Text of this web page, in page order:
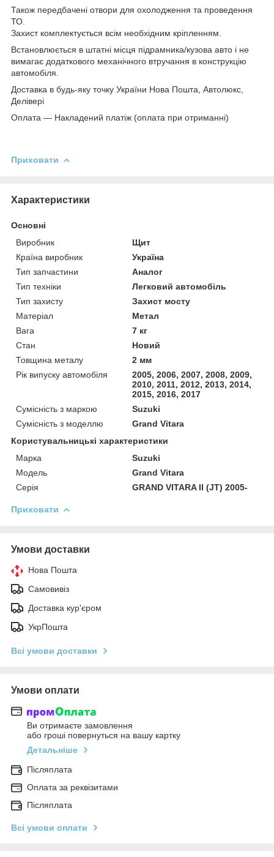
Також передбачені отвори для охолодження та проведення
ТО.
Захист комплектується всім необхідним кріпленням.
Встановлюється в штатні місця підрамника/кузова авто і не
вимагає додаткового механічного втручання в конструкцію
автомобіля.
Доставка в будь-яку точку України Нова Пошта, Автолюкс,
Делівері
Оплата ― Накладений платіж (оплата при отриманні)
Приховати
Характеристики
Основні
Виробник
Щит
Країна виробник
Україна
Тип запчастини
Аналог
Тип техніки
Легковий автомобіль
Тип захисту
Захист мосту
Матеріал
Метал
Вага
7 кг
Стан
Новий
Товщина металу
2 мм
Рік випуску автомобіля
2005, 2006, 2007, 2008, 2009,
2010, 2011, 2012, 2013, 2014,
2015, 2016, 2017
Сумісність з маркою
Suzuki
Сумісність з моделлю
Grand Vitara
Користувальницькі характеристики
Марка
Suzuki
Модель
Grand Vitara
Серія
GRAND VITARA II (JT) 2005-
Приховати
Умови доставки
Нова Пошта
Самовивіз
Доставка кур'єром
УкрПошта
Всі умови доставки
Умови оплати
Ви отримаєте замовлення
або гроші повернуться на вашу картку
Детальніше
Післяплата
Оплата за реквізитами
Післяплата
Всі умови оплати